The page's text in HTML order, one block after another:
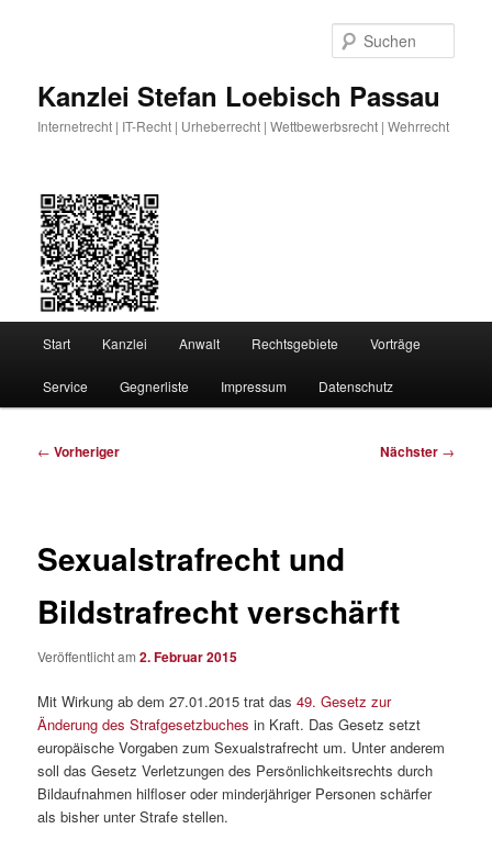
Kanzlei Stefan Loebisch Passau
Internetrecht | IT-Recht | Urheberrecht | Wettbewerbsrecht | Wehrrecht
Start Kanzlei Anwalt Rechtsgebiete Vorträge
Service Gegnerliste Impressum Datenschutz
Beitragsnavigation
← Vorheriger Nächster →
Sexualstrafrecht und
Bildstrafrecht verschärft
Veröffentlicht am2. Februar 2015
Mit Wirkung ab dem 27.01.2015 trat das49. Gesetz zur
Änderung des Strafgesetzbuchesin Kraft. Das Gesetz setzt
europäische Vorgaben zum Sexualstrafrecht um. Unter anderem
soll das Gesetz Verletzungen des Persönlichkeitsrechts durch
Bildaufnahmen hilfloser oder minderjähriger Personen schärfer
als bisher unter Strafe stellen.